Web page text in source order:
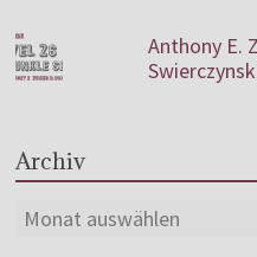
Anthony E.
Archiv